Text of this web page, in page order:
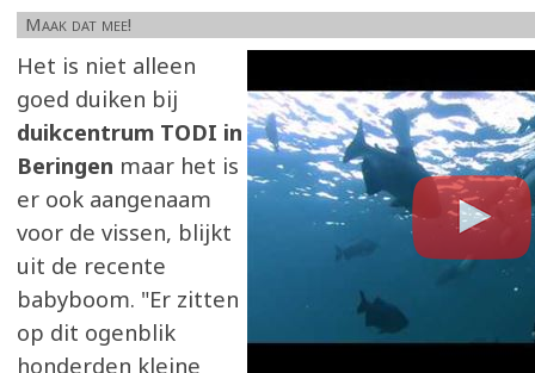
Maak dat mee!
Het is niet alleen
goed duiken bij
duikcentrum TODI in
Beringen maar het is
er ook aangenaam
voor de vissen, blijkt
uit de recente
babyboom. "Er zitten
op dit ogenblik
honderden kleine